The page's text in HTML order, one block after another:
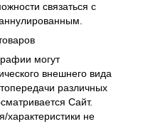
связаться с
могут
внешнего вида
различных
Сайт.
не